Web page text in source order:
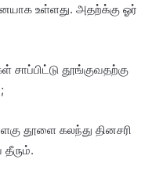
உள்ளது. அதற்க்கு ஓர்
தூங்குவதற்கு
தூளை கலந்து தினசரி